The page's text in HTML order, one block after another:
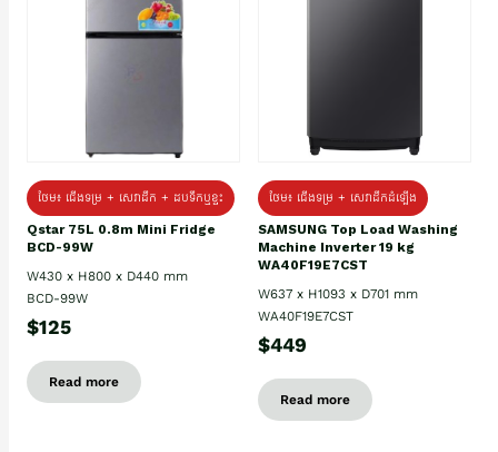
ថែម៖ ជេីងទម្រ + សេវាដឹក + ដបទឹកឬខ្ទះ
Qstar 75L 0.8m Mini Fridge
BCD-99W
W430 x H800 x D440 mm
BCD-99W
$125
Read more
ថែម៖ ជើងទម្រ + សេវាដឹកដំឡើង
SAMSUNG Top Load Washing
Machine Inverter 19 kg
WA40F19E7CST
W637 x H1093 x D701 mm
WA40F19E7CST
$449
Read more